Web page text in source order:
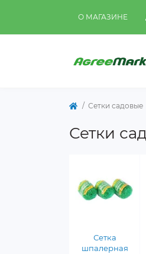
О МАГАЗИНЕ
Сетки садовые
Сетки
Сетка
шпалерная